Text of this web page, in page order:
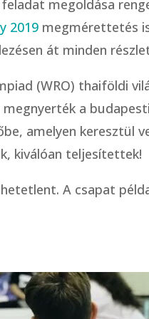
megoldása
2019 megmérettetés
át minden
(WRO) thaiföldi
a
amelyen keresztül
kiválóan teljesítettek!
A csapat